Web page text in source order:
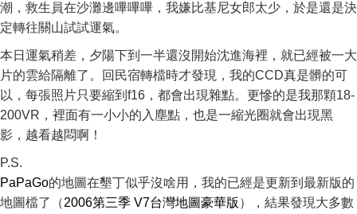
潮，救生員在沙灘邊嗶嗶嗶，我嫌比基尼女郎太少，於是還是決
定轉往關山試試運氣。
本日運氣稍差，夕陽下到一半還沒開始沈進海裡，就已經被一大
片的雲給隔離了。回民宿轉檔時才發現，我的CCD真是髒的可
以，每張照片只要縮到f16，都會出現雜點。更慘的是我那顆18-
200VR，裡面有一小小的入塵點，也是一縮光圈就會出現黑
影，越看越悶啊！
P.S.
PaPaGo的地圖在墾丁似乎沒啥用，我的已經是更新到最新版的
地圖檔了（2006第三季 V7台灣地圖豪華版 ），結果發現大多數